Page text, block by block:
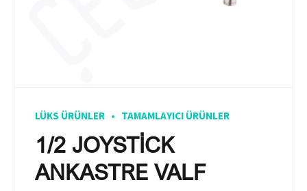
LÜKS ÜRÜNLER TAMAMLAYICI ÜRÜNLER
1/2 JOYSTİCK
ANKASTRE VALF